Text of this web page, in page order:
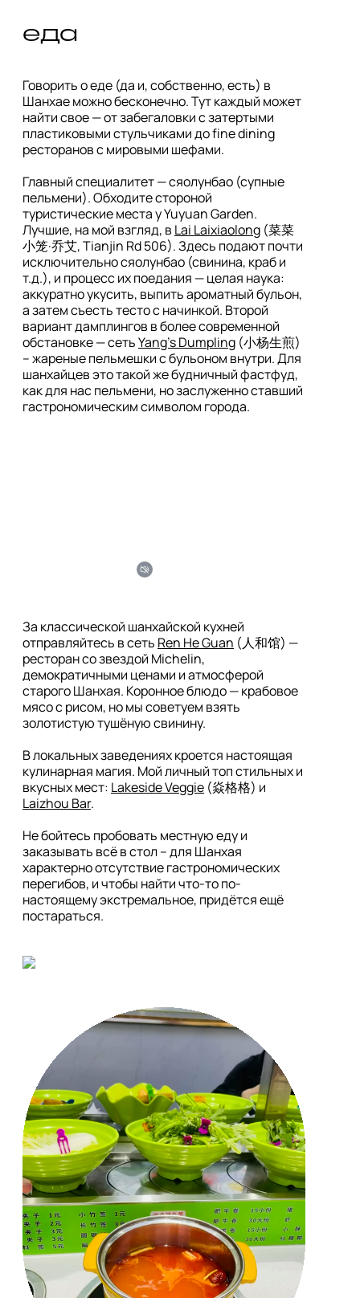
еда
Говорить о еде (да и, собственно, есть) в
Шанхае можно бесконечно. Тут каждый может
найти свое — от забегаловки с затертыми
пластиковыми стульчиками до fine dining
ресторанов с мировыми шефами.
Главный специалитет — сяолунбао (супные
пельмени). Обходите стороной
туристические места у Yuyuan Garden.
Лучшие, на мой взгляд, в Lai Laixiaolong (菜菜
小笼·乔艾, Tianjin Rd 506). Здесь подают почти
исключительно сяолунбао (свинина, краб и
т.д.), и процесс их поедания — целая наука:
аккуратно укусить, выпить ароматный бульон,
а затем съесть тесто с начинкой. Второй
вариант дамплингов в более современной
обстановке — сеть Yang's Dumpling (小杨生煎)
– жареные пельмешки с бульоном внутри. Для
шанхайцев это такой же будничный фастфуд,
как для нас пельмени, но заслуженно ставший
гастрономическим символом города.
За классической шанхайской кухней
отправляйтесь в сеть Ren He Guan (人和馆) —
ресторан со звездой Michelin,
демократичными ценами и атмосферой
старого Шанхая. Коронное блюдо — крабовое
мясо с рисом, но мы советуем взять
золотистую тушёную свинину.
В локальных заведениях кроется настоящая
кулинарная магия. Мой личный топ стильных и
вкусных мест: Lakeside Veggie
Laizhou Bar.
Не бойтесь пробовать местную еду и
заказывать всё в стол – для Шанхая
характерно отсутствие гастрономических
перегибов, и чтобы найти что-то по-
настоящему экстремальное, придётся ещё
постараться.